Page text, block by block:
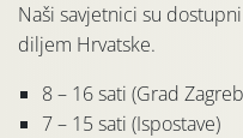
Naši savjetnici su
diljem Hrvatske.
8 – 16 sati (Grad
7 – 15 sati (Ispostave)